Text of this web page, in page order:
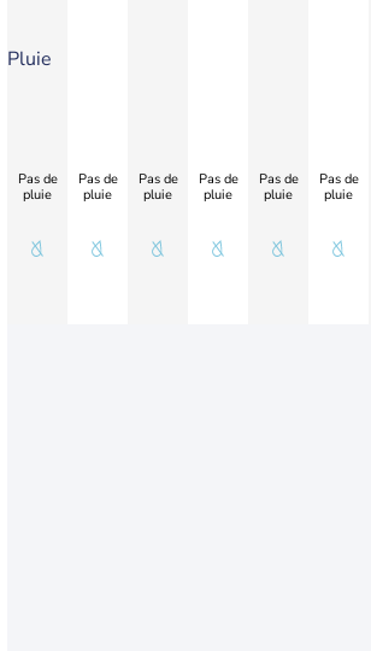
Pluie
Pas de
pluie
Pas de
pluie
Pas de
pluie
Pas de
pluie
Pas de
pluie
Pas de
pluie